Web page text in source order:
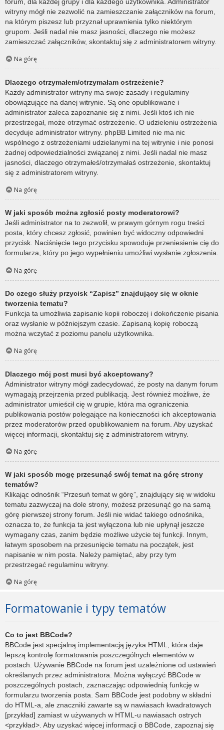
forum, dla każdej grupy i dla każdego użytkownika. Administrator
witryny mógł nie zezwolić na zamieszczanie załączników na forum,
na którym piszesz lub przyznał uprawnienia tylko niektórym
grupom. Jeśli nadal nie masz jasności, dlaczego nie możesz
zamieszczać załączników, skontaktuj się z administratorem witryny.
Na górę
Dlaczego otrzymałem/otrzymałam ostrzeżenie?
Każdy administrator witryny ma swoje zasady i regulaminy
obowiązujące na danej witrynie. Są one opublikowane i
administrator zaleca zapoznanie się z nimi. Jeśli ktoś ich nie
przestrzegał, może otrzymać ostrzeżenie. O udzieleniu ostrzeżenia
decyduje administrator witryny. phpBB Limited nie ma nic
wspólnego z ostrzeżeniami udzielanymi na tej witrynie i nie ponosi
żadnej odpowiedzialności związanej z nimi. Jeśli nadal nie masz
jasności, dlaczego otrzymałeś/otrzymałaś ostrzeżenie, skontaktuj
się z administratorem witryny.
Na górę
W jaki sposób można zgłosić posty moderatorowi?
Jeśli administrator na to zezwolił, w prawym górnym rogu treści
posta, który chcesz zgłosić, powinien być widoczny odpowiedni
przycisk. Naciśnięcie tego przycisku spowoduje przeniesienie cię do
formularza, który po jego wypełnieniu umożliwi wysłanie zgłoszenia.
Na górę
Do czego służy przycisk “Zapisz” znajdujący się w oknie
tworzenia tematu?
Funkcja ta umożliwia zapisanie kopii roboczej i dokończenie pisania
oraz wysłanie w późniejszym czasie. Zapisaną kopię roboczą
można wczytać z poziomu panelu użytkownika.
Na górę
Dlaczego mój post musi być akceptowany?
Administrator witryny mógł zadecydować, że posty na danym forum
wymagają przejrzenia przed publikacją. Jest również możliwe, że
administrator umieścił cię w grupie, która ma ograniczenia
publikowania postów polegające na konieczności ich akceptowania
przez moderatorów przed opublikowaniem na forum. Aby uzyskać
więcej informacji, skontaktuj się z administratorem witryny.
Na górę
W jaki sposób mogę przesunąć swój temat na górę strony
tematów?
Klikając odnośnik “Przesuń temat w górę”, znajdujący się w widoku
tematu zazwyczaj na dole strony, możesz przesunąć go na samą
górę pierwszej strony forum. Jeśli nie widać takiego odnośnika,
oznacza to, że funkcja ta jest wyłączona lub nie upłynął jeszcze
wymagany czas, zanim będzie możliwe użycie tej funkcji. Innym,
łatwym sposobem na przesunięcie tematu na początek, jest
napisanie w nim posta. Należy pamiętać, aby przy tym
przestrzegać regulaminu witryny.
Na górę
Formatowanie i typy tematów
Co to jest BBCode?
BBCode jest specjalną implementacją języka HTML, która daje
lepszą kontrolę formatowania poszczególnych elementów w
postach. Używanie BBCode na forum jest uzależnione od ustawień
określanych przez administratora. Można wyłączyć BBCode w
poszczególnych postach, zaznaczając odpowiednią funkcję w
formularzu tworzenia posta. Sam BBCode jest podobny w składni
do HTML-a, ale znaczniki zawarte są w nawiasach kwadratowych
[przykład] zamiast w używanych w HTML-u nawiasach ostrych
<przykład>. Aby uzyskać więcej informacji o BBCode, zapoznaj się